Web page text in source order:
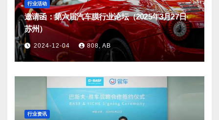
行业活动
邀请函：第六届汽车膜行业论坛（2025年3月27日·
苏州）
2024-12-04 808, AB
行业资讯